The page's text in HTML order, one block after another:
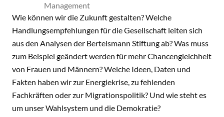
Management
Wie können wir die Zukunft gestalten? Welche
Handlungsempfehlungen für die Gesellschaft leiten sich
aus den Analysen der Bertelsmann Stiftung ab? Was muss
zum Beispiel geändert werden für mehr Chancengleichheit
von Frauen und Männern? Welche Ideen, Daten und
Fakten haben wir zur Energiekrise, zu fehlenden
Fachkräften oder zur Migrationspolitik? Und wie steht es
um unser Wahlsystem und die Demokratie?